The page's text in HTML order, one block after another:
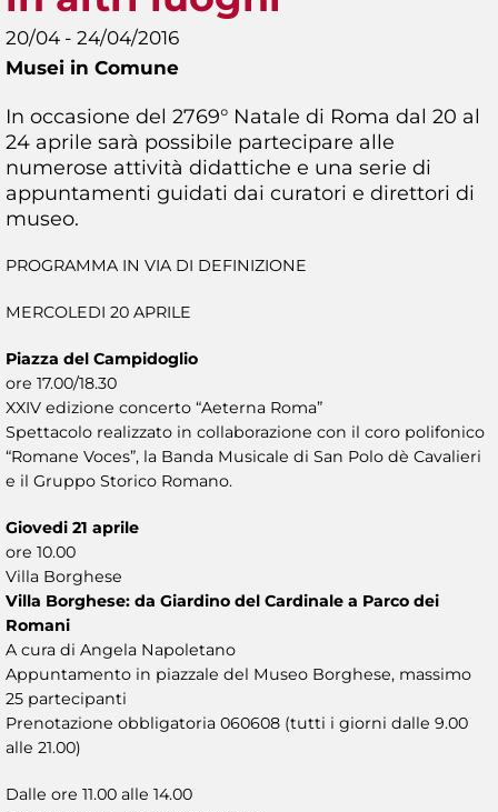
20/04 - 24/04/2016
Musei in Comune
In occasione del 2769° Natale di Roma dal 20 al
24 aprile sarà possibile partecipare alle
numerose attività didattiche e una serie di
appuntamenti guidati dai curatori e direttori di
museo.
PROGRAMMA IN VIA DI DEFINIZIONE
MERCOLEDI 20 APRILE
Piazza del Campidoglio
ore 17.00/18.30
XXIV edizione concerto “Aeterna Roma”
Spettacolo realizzato in collaborazione con il coro polifonico
“Romane Voces”, la Banda Musicale di San Polo dè Cavalieri
e il Gruppo Storico Romano.
Giovedi 21 aprile
ore 10.00
Villa Borghese
Villa Borghese: da Giardino del Cardinale a Parco dei
Romani
A cura di Angela Napoletano
Appuntamento in piazzale del Museo Borghese, massimo
25 partecipanti
Prenotazione obbligatoria 060608 (tutti i giorni dalle 9.00
alle 21.00)
Dalle ore 11.00 alle 14.00